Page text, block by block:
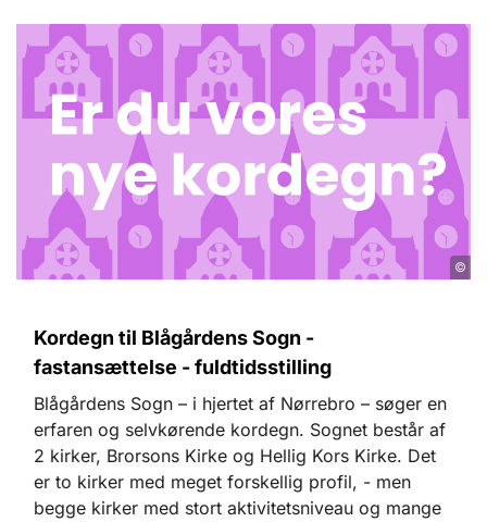
©
Kordegn til Blågårdens Sogn -
fastansættelse - fuldtidsstilling
Blågårdens Sogn – i hjertet af Nørrebro – søger en
erfaren og selvkørende kordegn. Sognet består af
2 kirker, Brorsons Kirke og Hellig Kors Kirke. Det
er to kirker med meget forskellig profil, - men
begge kirker med stort aktivitetsniveau og mange